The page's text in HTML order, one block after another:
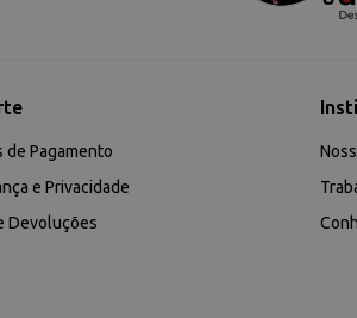
de Pagamento
e Privacidade
Devoluções